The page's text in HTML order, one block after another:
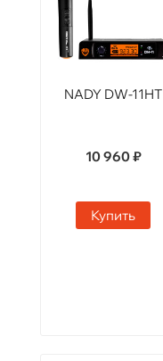
NADY DW-11HT
10 960 ₽
Купить